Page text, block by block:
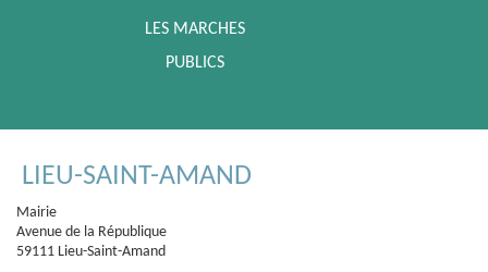
LES MARCHES
PUBLICS
LIEU-SAINT-AMAND
Mairie
Avenue de la République
59111 Lieu-Saint-Amand